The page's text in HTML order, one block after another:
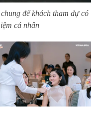
để khách tham dự có
cá nhân